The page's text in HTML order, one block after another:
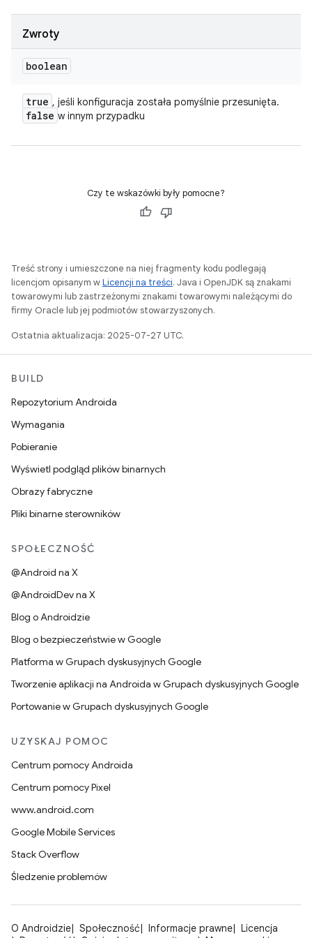
Zwroty
boolean
true , jeśli konfiguracja została pomyślnie przesunięta.
false w innym przypadku
Czy te wskazówki były pomocne?
Treść strony i umieszczone na niej fragmenty kodu podlegają
licencjom opisanym wLicencji na treści. Java i OpenJDK są znakami
towarowymi lub zastrzeżonymi znakami towarowymi należącymi do
firmy Oracle lub jej podmiotów stowarzyszonych.
Ostatnia aktualizacja: 2025-07-27 UTC.
BUILD
Repozytorium Androida
Wymagania
Pobieranie
Wyświetl podgląd plików binarnych
Obrazy fabryczne
Pliki binarne sterowników
SPOŁECZNOŚĆ
@Android na X
@AndroidDev na X
Blog o Androidzie
Blog o bezpieczeństwie w Google
Platforma w Grupach dyskusyjnych Google
Tworzenie aplikacji na Androida w Grupach dyskusyjnych Google
Portowanie w Grupach dyskusyjnych Google
UZYSKAJ POMOC
Centrum pomocy Androida
Centrum pomocy Pixel
www.android.com
Google Mobile Services
Stack Overflow
Śledzenie problemów
O Androidzie Społeczność Informacje prawne
Licencja